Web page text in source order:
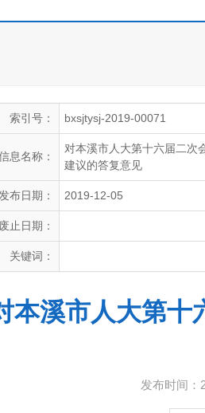
索引号： bxsjtysj-2019-00071
息名称：
对本溪市人大第十六届二次
建议的答复意见
发布日期： 2019-12-05
废止日期：
关键词：
本溪市人大第十
发布时间：